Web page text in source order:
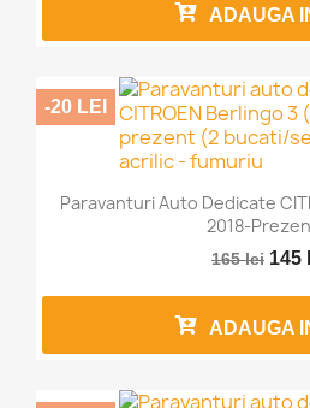
ADAUGA
Paravanturi Auto Dedicate
2018-
165 lei 145
-20 LEI
ADAUGA